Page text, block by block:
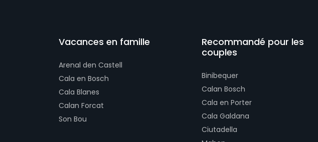
Vacances en famille
Arenal den Castell
Cala en Bosch
Cala Blanes
Calan Forcat
Son Bou
Recommandé pour les
couples
Binibequer
Calan Bosch
Cala en Porter
Cala Galdana
Ciutadella